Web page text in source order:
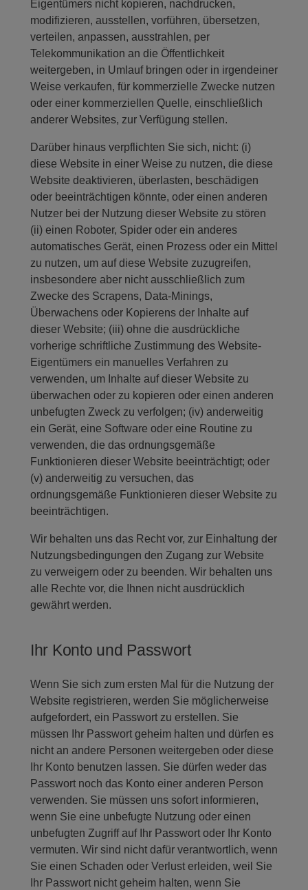
Eigentümers nicht kopieren, nachdrucken,
modifizieren, ausstellen, vorführen, übersetzen,
verteilen, anpassen, ausstrahlen, per
Telekommunikation an die Öffentlichkeit
weitergeben, in Umlauf bringen oder in irgendeiner
Weise verkaufen, für kommerzielle Zwecke nutzen
oder einer kommerziellen Quelle, einschließlich
anderer Websites, zur Verfügung stellen.
Darüber hinaus verpflichten Sie sich, nicht: (i)
diese Website in einer Weise zu nutzen, die diese
Website deaktivieren, überlasten, beschädigen
oder beeinträchtigen könnte, oder einen anderen
Nutzer bei der Nutzung dieser Website zu stören
(ii) einen Roboter, Spider oder ein anderes
automatisches Gerät, einen Prozess oder ein Mittel
zu nutzen, um auf diese Website zuzugreifen,
insbesondere aber nicht ausschließlich zum
Zwecke des Scrapens, Data-Minings,
Überwachens oder Kopierens der Inhalte auf
dieser Website; (iii) ohne die ausdrückliche
vorherige schriftliche Zustimmung des Website-
Eigentümers ein manuelles Verfahren zu
verwenden, um Inhalte auf dieser Website zu
überwachen oder zu kopieren oder einen anderen
unbefugten Zweck zu verfolgen; (iv) anderweitig
ein Gerät, eine Software oder eine Routine zu
verwenden, die das ordnungsgemäße
Funktionieren dieser Website beeinträchtigt; oder
(v) anderweitig zu versuchen, das
ordnungsgemäße Funktionieren dieser Website zu
beeinträchtigen.
Wir behalten uns das Recht vor, zur Einhaltung der
Nutzungsbedingungen den Zugang zur Website
zu verweigern oder zu beenden. Wir behalten uns
alle Rechte vor, die Ihnen nicht ausdrücklich
gewährt werden.
Ihr Konto und Passwort
Wenn Sie sich zum ersten Mal für die Nutzung der
Website registrieren, werden Sie möglicherweise
aufgefordert, ein Passwort zu erstellen. Sie
müssen Ihr Passwort geheim halten und dürfen es
nicht an andere Personen weitergeben oder diese
Ihr Konto benutzen lassen. Sie dürfen weder das
Passwort noch das Konto einer anderen Person
verwenden. Sie müssen uns sofort informieren,
wenn Sie eine unbefugte Nutzung oder einen
unbefugten Zugriff auf Ihr Passwort oder Ihr Konto
vermuten. Wir sind nicht dafür verantwortlich, wenn
Sie einen Schaden oder Verlust erleiden, weil Sie
Ihr Passwort nicht geheim halten, wenn Sie